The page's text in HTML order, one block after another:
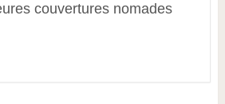
couvertures nomades